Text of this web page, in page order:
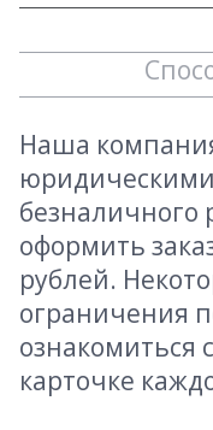
Наша
безналичного
оформить
рублей.
ограничения
ознакомиться
карточке